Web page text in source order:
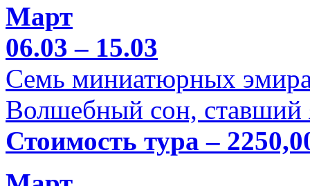
Март
06.03 – 15.03
Семь миниатюрных
Волшебный сон, ставший
Стоимость тура –